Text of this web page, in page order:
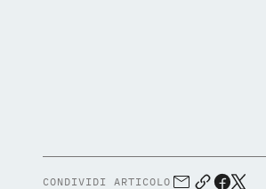
CONDIVIDI ARTICOLO